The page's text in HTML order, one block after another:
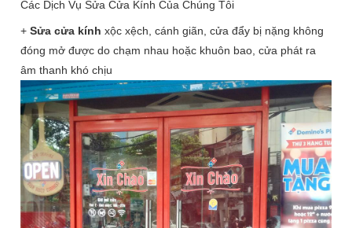
Các Dịch Vụ Sửa Cửa Kính Của Chúng Tôi
+ Sửa cửa kính xộc xệch, cánh giãn, cửa đẩy bị nặng không
đóng mở được do chạm nhau hoặc khuôn bao, cửa phát ra
âm thanh khó chịu